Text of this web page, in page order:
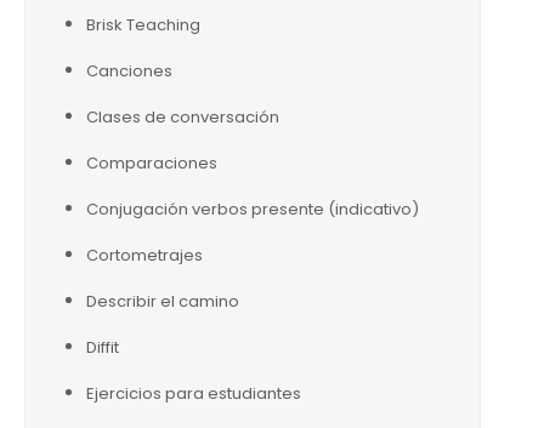
Brisk Teaching
Canciones
Clases de conversación
Comparaciones
Conjugación verbos presente (indicativo)
Cortometrajes
Describir el camino
Diffit
Ejercicios para estudiantes